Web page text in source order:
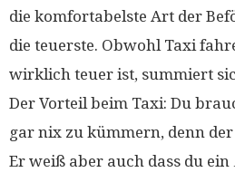
die komfortabelste Art der
die teuerste. Obwohl Taxi
wirklich teuer ist, summiert
Der Vorteil beim Taxi: Du
gar nix zu kümmern, denn
Er weiß aber auch dass du ein